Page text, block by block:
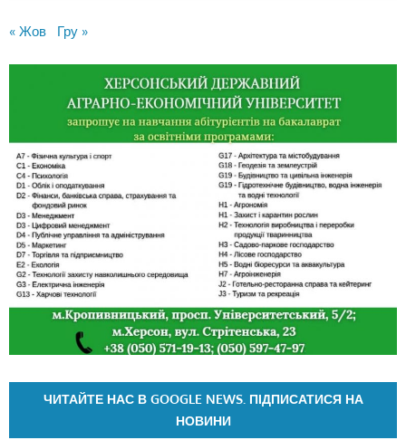
« Жов Гру »
ЧИТАЙТЕ НАС В GOOGLE NEWS. ПІДПИСАТИСЯ НА
НОВИНИ